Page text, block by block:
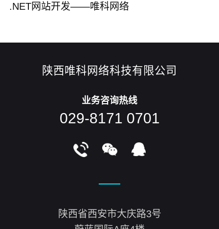
.NET网站开发——唯科网络
陕西唯科网络科技有限公司
业务咨询热线
029-8171 0701
陕西省西安市大庆路3号